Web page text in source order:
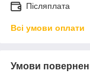
Післяплата
Всі умови оплати
Умови